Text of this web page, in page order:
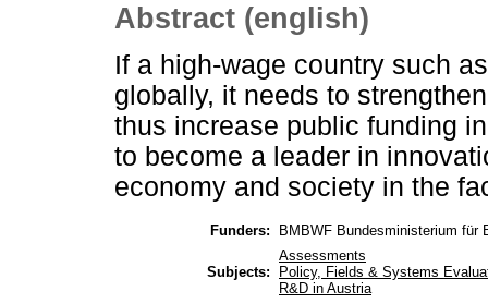
Abstract (english)
If a high-wage country such
globally, it needs to
thus increase public funding
to become a leader in
economy and society in the
Funders: BMBWF Bundesministerium für
Subjects:
Assessments
Policy, Fields & Systems
R&D in Austria